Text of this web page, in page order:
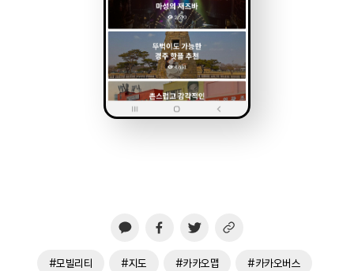
#모빌리티 #지도 #카카오맵 #카카오버스